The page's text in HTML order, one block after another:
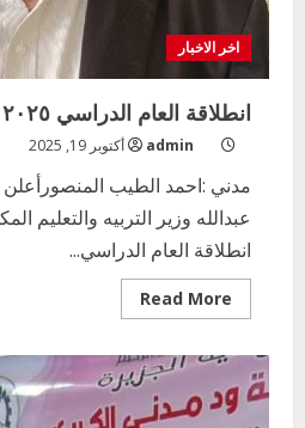
اخر الاخبار
انطلاقة العام الدراسي ٢٠٢٥ -٢٠٢٦
admin أكتوبر 19, 2025
مدني :احمد الطيب المنصورأعلن
عبدالله وزير التربيه والتعليم
انطلاقة العام الدراسي...
Read More
more
العام
الدراسي
٢٠٢٥
-٢٠٢٦